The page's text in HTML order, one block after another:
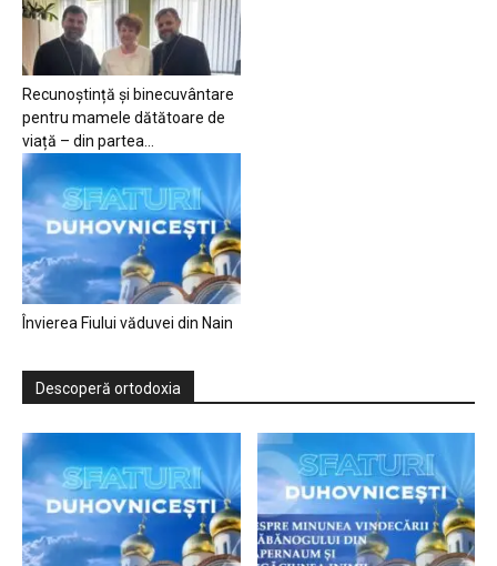
Recunoștință și binecuvântare
pentru mamele dătătoare de
viață – din partea...
Învierea Fiului văduvei din Nain
Descoperă ortodoxia